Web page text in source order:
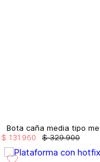
Bota caña media tipo
$ 329.900
$ 131 960